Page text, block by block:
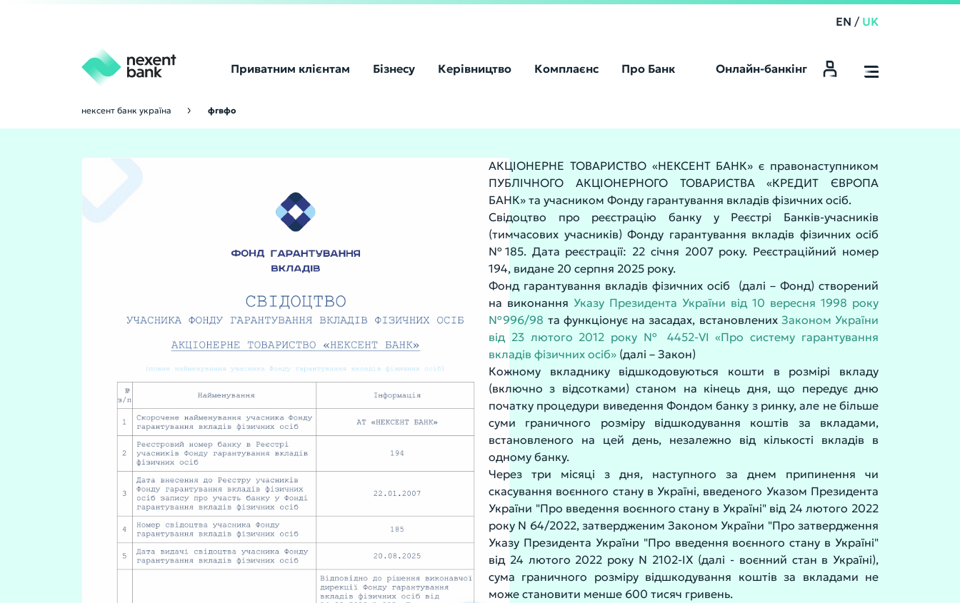
EN / UK
Приватним клієнтам Бізнесу Керівництво Комплаєнс Про Банк Онлайн-банкінг
Online Banking
нексент банк україна фгвфо
АКЦІОНЕРНЕ ТОВАРИСТВО «НЕКСЕНТ БАНК» є правонаступником
ПУБЛІЧНОГО АКЦІОНЕРНОГО ТОВАРИСТВА «КРЕДИТ ЄВРОПА
БАНК» та учасником Фонду гарантування вкладів фізичних осіб.
Свідоцтво про реєстрацію банку у Реєстрі Банків-учасників
(тимчасових учасників) Фонду гарантування вкладів фізичних осіб
№185. Дата реєстрації: 22 січня 2007 року. Реєстраційний номер
194, видане 20 серпня 2025 року.
Фонд гарантування вкладів фізичних осіб (далі – Фонд) створений
на виконання Указу Президента України від 10 вересня 1998 року
№996/98 та функціонує на засадах, встановлених Законом України
від 23 лютого 2012 року № 4452-VI «Про систему гарантування
вкладів фізичних осіб» (далі – Закон)
Кожному вкладнику відшкодовуються кошти в розмірі вкладу
(включно з відсотками) станом на кінець дня, що передує дню
початку процедури виведення Фондом банку з ринку, але не більше
суми граничного розміру відшкодування коштів за вкладами,
встановленого на цей день, незалежно від кількості вкладів в
одному банку.
Через три місяці з дня, наступного за днем припинення чи
скасування воєнного стану в Україні, введеного Указом Президента
України "Про введення воєнного стану в Україні" від 24 лютого 2022
року N 64/2022, затвердженим Законом України "Про затвердження
Указу Президента України "Про введення воєнного стану в Україні"
від 24 лютого 2022 року N 2102-IX (далі - воєнний стан в Україні),
сума граничного розміру відшкодування коштів за вкладами не
може становити менше 600 тисяч гривень.